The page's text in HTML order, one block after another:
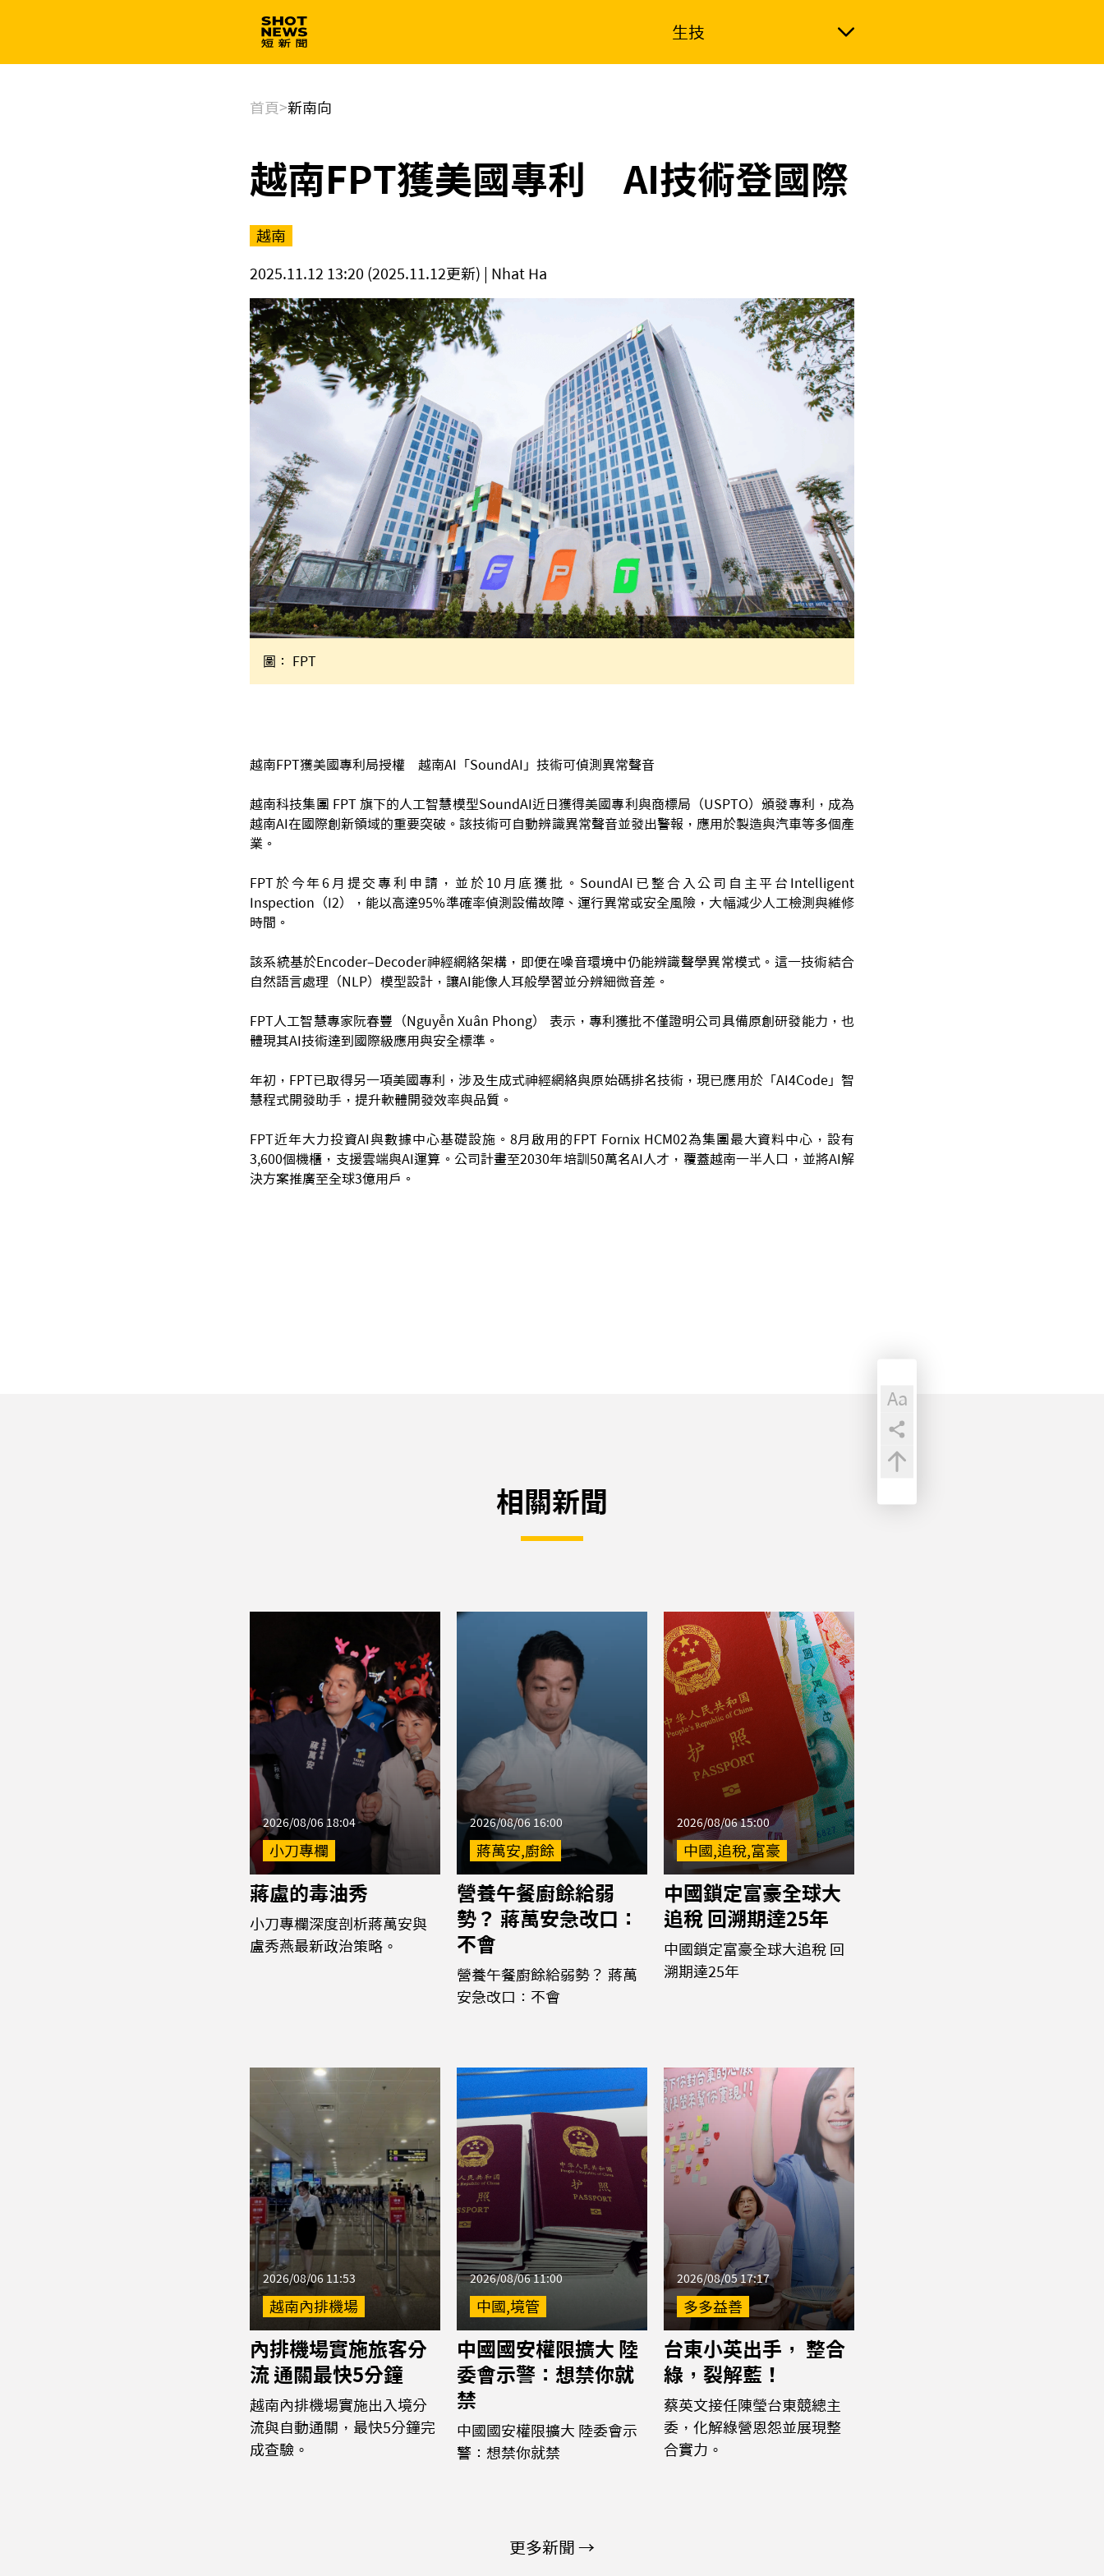
生技
首頁>新南向
越南FPT獲美國專利 AI技術登國際
越南
2025.11.12 13:20 (2025.11.12更新) | Nhat Ha
圖： FPT
越南FPT獲美國專利局授權 越南AI「SoundAI」技術可偵測異常聲音
越南科技集團 FPT 旗下的人工智慧模型SoundAI近日獲得美國專利與商標局（USPTO）頒發專利，成為
越南AI在國際創新領域的重要突破。該技術可自動辨識異常聲音並發出警報，應用於製造與汽車等多個產
業。
FPT於今年6月提交專利申請，並於10月底獲批。SoundAI已整合入公司自主平台Intelligent
Inspection（I2），能以高達95%準確率偵測設備故障、運行異常或安全風險，大幅減少人工檢測與維修
時間。
該系統基於Encoder–Decoder神經網絡架構，即便在噪音環境中仍能辨識聲學異常模式。這一技術結合
自然語言處理（NLP）模型設計，讓AI能像人耳般學習並分辨細微音差。
FPT人工智慧專家阮春豐（Nguyễn Xuân Phong） 表示，專利獲批不僅證明公司具備原創研發能力，也
體現其AI技術達到國際級應用與安全標準。
年初，FPT已取得另一項美國專利，涉及生成式神經網絡與原始碼排名技術，現已應用於「AI4Code」智
慧程式開發助手，提升軟體開發效率與品質。
FPT近年大力投資AI與數據中心基礎設施。8月啟用的FPT Fornix HCM02為集團最大資料中心，設有
3,600個機櫃，支援雲端與AI運算。公司計畫至2030年培訓50萬名AI人才，覆蓋越南一半人口，並將AI解
決方案推廣至全球3億用戶。
相關新聞
2026/08/06 18:04
小刀專欄
蔣盧的毒油秀
小刀專欄深度剖析蔣萬安與
盧秀燕最新政治策略。
2026/08/06 16:00
蔣萬安,廚餘
營養午餐廚餘給弱
勢？ 蔣萬安急改口：
不會
營養午餐廚餘給弱勢？ 蔣萬
安急改口：不會
2026/08/06 15:00
中國,追稅,富豪
中國鎖定富豪全球大
追稅 回溯期達25年
中國鎖定富豪全球大追稅 回
溯期達25年
2026/08/06 11:53
越南內排機場
內排機場實施旅客分
流 通關最快5分鐘
越南內排機場實施出入境分
流與自動通關，最快5分鐘完
成查驗。
2026/08/06 11:00
中國,境管
中國國安權限擴大 陸
委會示警：想禁你就
禁
中國國安權限擴大 陸委會示
警：想禁你就禁
2026/08/05 17:17
多多益善
台東小英出手， 整合
綠，裂解藍！
蔡英文接任陳瑩台東競總主
委，化解綠營恩怨並展現整
合實力。
更多新聞 →
Aa